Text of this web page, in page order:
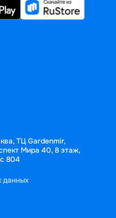
ТЦ Gardenmir,
Мира 40, 8 этаж,
804
данных